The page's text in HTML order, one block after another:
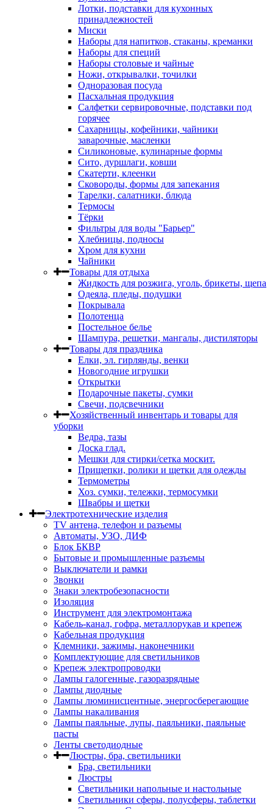
Лотки, подставки для кухонных
принадлежностей
Миски
Наборы для напитков, стаканы, креманки
Наборы для специй
Наборы столовые и чайные
Ножи, открывалки, точилки
Одноразовая посуда
Пасхальная продукция
Салфетки сервировочные, подставки под
горячее
Сахарницы, кофейники, чайники
заварочные, масленки
Силиконовые, кулинарные формы
Сито, дуршлаги, ковши
Скатерти, клеенки
Сковороды, формы для запекания
Тарелки, салатники, блюда
Термосы
Тёрки
Фильтры для воды "Барьер"
Хлебницы, подносы
Хром для кухни
Чайники
Товары для отдыха
Жидкость для розжига, уголь, брикеты, щепа
Одеяла, пледы, подушки
Покрывала
Полотенца
Постельное белье
Шампура, решетки, мангалы, дистиляторы
Товары для праздника
Елки, эл. гирлянды, венки
Новогодние игрушки
Открытки
Подарочные пакеты, сумки
Свечи, подсвечники
Хозяйственный инвентарь и товары для
уборки
Ведра, тазы
Доска глад.
Мешки для стирки/сетка москит.
Прищепки, ролики и щетки для одежды
Термометры
Хоз. сумки, тележки, термосумки
Швабры и щетки
Электротехнические изделия
TV aнтена, телефон и разъемы
Автоматы, УЗО, ДИФ
Блок БКВР
Бытовые и промышленные разъемы
Выключатели и рамки
Звонки
Знаки электробезопасности
Изоляция
Инструмент для электромонтажа
Кабель-канал, гофра, металлорукав и крепеж
Кабельная продукция
Клемники, зажимы, наконечники
Комплектующие для светильников
Крепеж электропроводки
Лампы галогенные, газоразрядные
Лампы диодные
Лампы люминисцентные, энергосберегающие
Лампы накаливания
Лампы паяльные, лупы, паяльники, паяльные
пасты
Ленты светодиодные
Люстры, бра, светильники
Бра, светильники
Люстры
Светильники напольные и настольные
Светильники сферы, полусферы, таблетки